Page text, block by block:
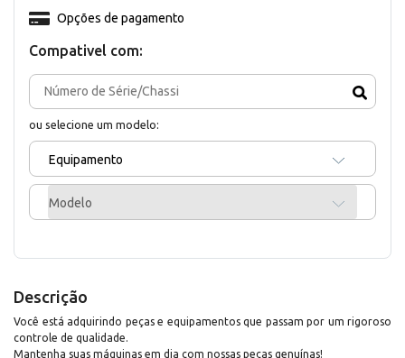
Compativel com:
ou selecione um modelo:
Equipamento
Modelo
Opções de pagamento
Descrição
Você está adquirindo peças e equipamentos que passam por um rigoroso
controle de qualidade.
Mantenha suas máquinas em dia com nossas peças genuínas!